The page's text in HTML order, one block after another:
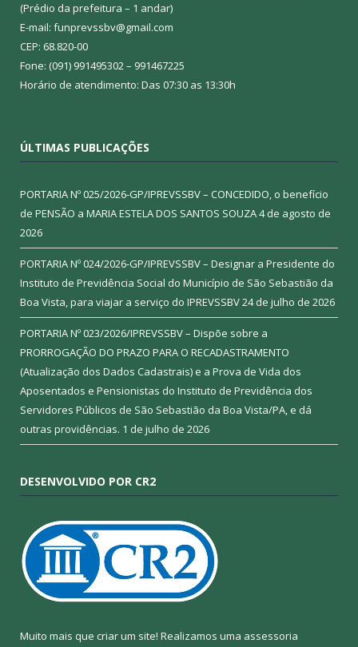
(Prédio da prefeitura – 1 andar)
E-mail: funprevssbv@gmail.com
CEP: 68.820-00
Fone: (091) 991495302 – 991467225
Horário de atendimento: Das 07:30 as 13:30h
ÚLTIMAS PUBLICAÇÕES
PORTARIA Nº 025/2026-GP/IPREVSSBV – CONCEDIDO, o benefício
de PENSÃO a MARIA ESTELA DOS SANTOS SOUZA4 de agosto de
2026
PORTARIA Nº 024/2026-GP/IPREVSSBV – Designar a Presidente do
Instituto de Previdência Social do Município de São Sebastião da
Boa Vista, para viajar a serviço do IPREVSSBV24 de julho de 2026
PORTARIA Nº 023/2026/IPREVSSBV – Dispõe sobre a
PRORROGAÇÃO DO PRAZO PARA O RECADASTRAMENTO
(Atualização dos Dados Cadastrais) e a Prova de Vida dos
Aposentados e Pensionistas do Instituto de Previdência dos
Servidores Públicos de São Sebastião da Boa Vista/PA, e dá
outras providências. 1 de julho de 2026
DESENVOLVIDO POR CR2
Muito mais que criar um site! Realizamos uma assessoria